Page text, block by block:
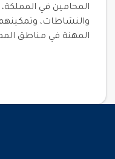
المحامين في المملكة،
والنشاطات، وتمكينهم
المهنة في مناطق